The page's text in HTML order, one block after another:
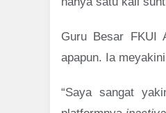
Guru Besar FKUI
apapun. Ia
“Saya sangat